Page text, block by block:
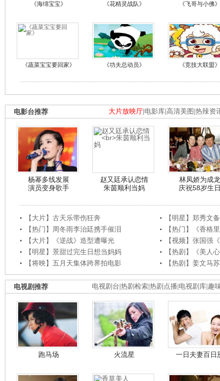
《海绵宝宝》 《花精灵战队》 《飞哥与小佛》
《蔬菜宝宝要回家》 《功夫总动员》 《竞技大联盟》
大片放映厅 电影库 高清美图 热辣资
电影台推荐
杨幂多线发展
演员变身歌手
赵又廷承认恋情
朱茵顺利当妈
林凤娇为成龙
庆祝58岁生
【大片】古天乐带伤狂奔
【明星】郑秀文
【热门】周冬雨李治廷携手催泪
【热门】《香格
【大片】《逆战》造型遭曝光
【视频】张国强
【明星】景甜过完生日想当妈妈
【热剧】《美人
【将映】五月天集体跨界拍电影
【热剧】姜文马
电视剧台 热剧检索 热剧点播 电视剧库 趣
电视剧推荐
跑马场 火流星 一日夫妻百日